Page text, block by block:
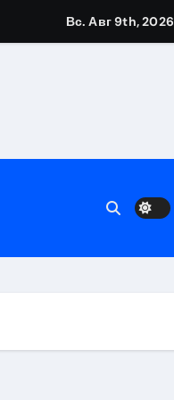
Вс. Авг 9th, 2026